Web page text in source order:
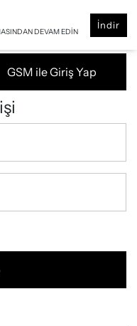
DEVAM EDIN
İndir
GSM ile Giriş Yap